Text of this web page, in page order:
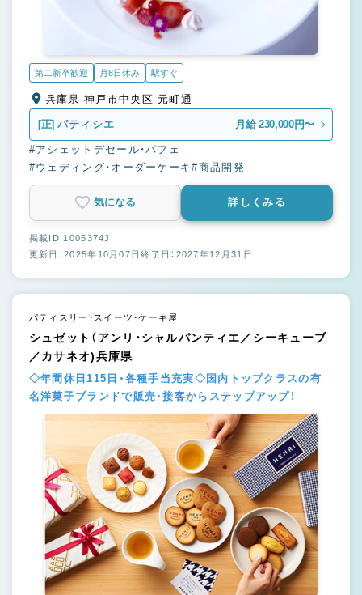
第二新卒歓迎 月8日休み 駅すぐ
兵庫県 神戸市中央区 元町通
[正] パティシエ 月給 230,000円〜
#アシェットデセール・パフェ
#ウェディング・オーダーケーキ#商品開発
気になる 詳しくみる
掲載ID 1005374J
更新日：2025年10月07日終了日：2027年12月31日
パティスリー・スイーツ・ケーキ屋
シュゼット（アンリ・シャルパンティエ／シーキューブ
／カサネオ)兵庫県
◇年間休日115日・各種手当充実◇国内トップクラスの有
名洋菓子ブランドで販売・接客からステップアップ！